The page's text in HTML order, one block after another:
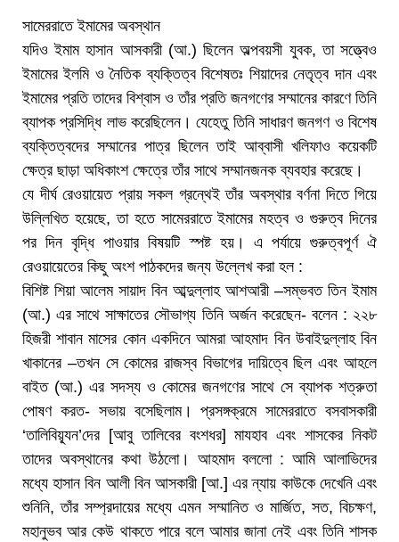
সামেররাতে ইমামের অবস্থান
যদিও ইমাম হাসান আসকারী (আ.) ছিলেন অল্পবয়সী যুবক, তা সত্ত্বেও
ইমামের ইলমি ও নৈতিক ব্যক্তিত্ব বিশেষতঃ শিয়াদের নেতৃত্ব দান এবং
ইমামের প্রতি তাদের বিশ্বাস ও তাঁর প্রতি জনগণের সম্মানের কারণে তিনি
ব্যাপক প্রসিদ্ধি লাভ করেছিলেন। যেহেতু তিনি সাধারণ জনগণ ও বিশেষ
ব্যক্তিত্বদের সম্মানের পাত্র ছিলেন তাই আব্বাসী খলিফাও কয়েকটি
ক্ষেত্র ছাড়া অধিকাংশ ক্ষেত্রে তাঁর সাথে সম্মানজনক ব্যবহার করেছে।
যে দীর্ঘ রেওয়ায়েত প্রায় সকল গ্রন্থেই তাঁর অবস্থার বর্ণনা দিতে গিয়ে
উল্লিখিত হয়েছে, তা হতে সামেররাতে ইমামের মহত্ব ও গুরুত্ব দিনের
পর দিন বৃদ্ধি পাওয়ার বিষয়টি স্পষ্ট হয়। এ পর্যায়ে গুরুত্বপূর্ণ ঐ
রেওয়ায়েতের কিছু অংশ পাঠকদের জন্য উল্লেখ করা হল :
বিশিষ্ট শিয়া আলেম সায়াদ বিন আব্দুল্লাহ আশআরী –সম্ভবত তিন ইমাম
(আ.) এর সাথে সাক্ষাতের সৌভাগ্য তিনি অর্জন করেছেন- বলেন : ২২৮
হিজরী শাবান মাসের কোন একদিনে আমরা আহমাদ বিন উবাইদুল্লাহ বিন
খাকানের –তখন সে কোমের রাজস্ব বিভাগের দায়িত্বে ছিল এবং আহলে
বাইত (আ.) এর সদস্য ও কোমের জনগণের সাথে সে ব্যাপক শত্রুতা
পোষণ করত- সভায় বসেছিলাম। প্রসঙ্গক্রমে সামেররাতে বসবাসকারী
‘তালিবিয়্যূন’দের [আবু তালিবের বংশধর] মাযহাব এবং শাসকের নিকট
তাদের অবস্থানের কথা উঠলো। আহমাদ বললো : আমি আলাভিদের
মধ্যে হাসান বিন আলী বিন আসকারী [আ.] এর ন্যায় কাউকে দেখেনি এবং
শুনিনি, তাঁর সম্প্রদায়ের মধ্যে এমন সম্মানিত ও মার্জিত, সত, বিচক্ষণ,
মহানুভব আর কেউ থাকতে পারে বলে আমার জানা নেই এবং তিনি শাসক